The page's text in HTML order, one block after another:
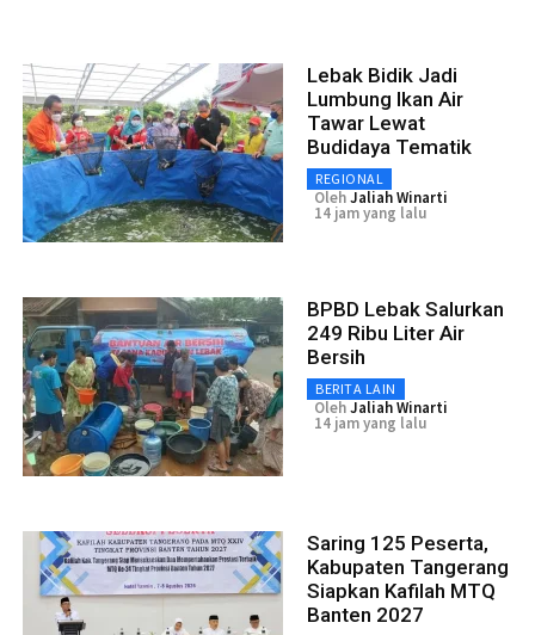
Lebak Bidik Jadi
Lumbung Ikan Air
Tawar Lewat
Budidaya Tematik
REGIONAL
OlehJaliah Winarti
14 jam yang lalu
BPBD Lebak Salurkan
249 Ribu Liter Air
Bersih
BERITA LAIN
OlehJaliah Winarti
14 jam yang lalu
Saring 125 Peserta,
Kabupaten Tangerang
Siapkan Kafilah MTQ
Banten 2027